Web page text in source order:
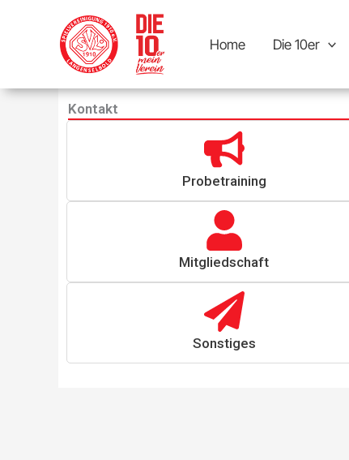
Home Die 10er
Kontakt
Probetraining
Mitgliedschaft
Sonstiges